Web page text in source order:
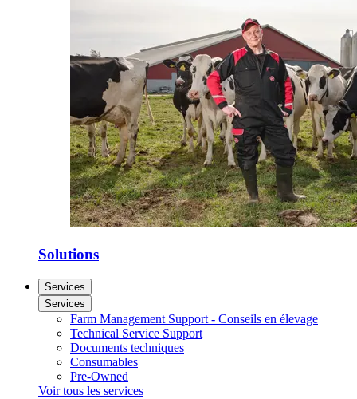
Solutions
Services
Services
Farm Management Support - Conseils en élevage
Technical Service Support
Documents techniques
Consumables
Pre-Owned
Voir tous les services